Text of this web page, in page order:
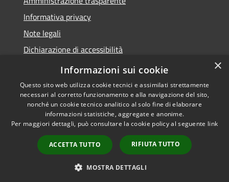
Informativa privacy
Note legali
Dichiarazione di accessibilità
Moduli Privacy Amministrazione trasparente
Accessibilità
Copyright © 2026 • Comune di
Limana • Powered by
Municipium•
Accesso
redazione
×
Informazioni sui cookie
Questo sito web utilizza cookie tecnici e assimilati strettamente
necessari al corretto funzionamento e alla navigazione del sito,
nonché un cookie tecnico analitico al solo fine di elaborare
informazioni statistiche, aggregate e anonime.
Per maggiori dettagli, può consultare la cookie policy al seguente link
ACCETTA TUTTO RIFIUTA TUTTO
MOSTRA DETTAGLI